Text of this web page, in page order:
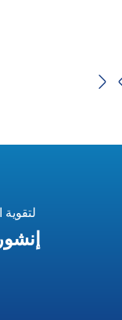
Previous
إنشور